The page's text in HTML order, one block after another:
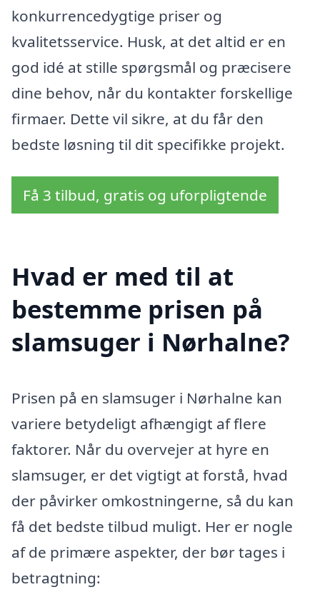
konkurrencedygtige priser og
kvalitetsservice. Husk, at det altid er en
god idé at stille spørgsmål og præcisere
dine behov, når du kontakter forskellige
firmaer. Dette vil sikre, at du får den
bedste løsning til dit specifikke projekt.
Få 3 tilbud, gratis og uforpligtende
Hvad er med til at
bestemme prisen på
slamsuger i Nørhalne?
Prisen på en slamsuger i Nørhalne kan
variere betydeligt afhængigt af flere
faktorer. Når du overvejer at hyre en
slamsuger, er det vigtigt at forstå, hvad
der påvirker omkostningerne, så du kan
få det bedste tilbud muligt. Her er nogle
af de primære aspekter, der bør tages i
betragtning: